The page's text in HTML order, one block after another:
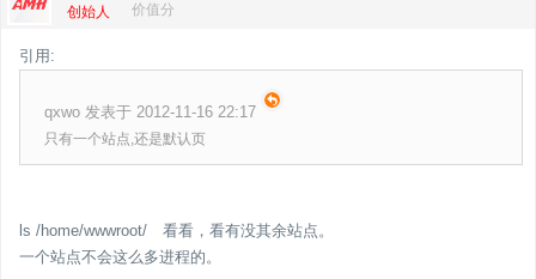
创始人
价值分
引用:
qxwo 发表于 2012-11-16 22:17
只有一个站点,还是默认页
ls /home/wwwroot/ 看看，看有没其余站点。
一个站点不会这么多进程的。